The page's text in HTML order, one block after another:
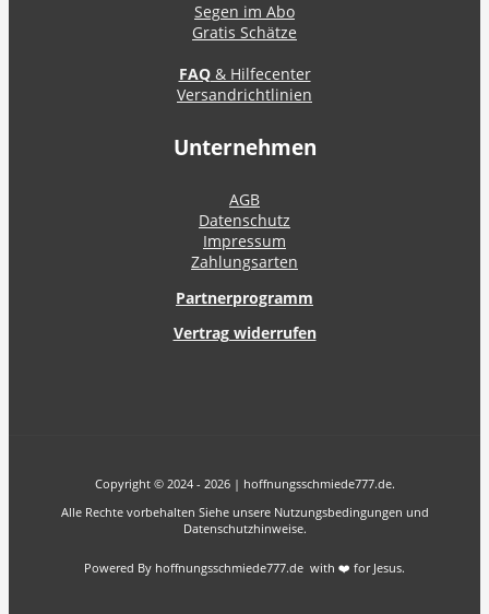
Segen im Abo
Gratis Schätze
FAQ& Hilfecenter
Versandrichtlinien
Unternehmen
AGB
Datenschutz
Impressum
Zahlungsarten
Partnerprogramm
Vertrag widerrufen
Copyright © 2024 - 2026 | hoffnungsschmiede777.de.
Alle Rechte vorbehalten Siehe unsere Nutzungsbedingungen und
Datenschutzhinweise.
Powered By hoffnungsschmiede777.de with ❤️ for Jesus.